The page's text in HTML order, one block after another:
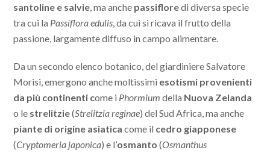
santoline e salvie , ma anche passifloredi diversa specie
tra cui la Passiflora edulis , da cui si ricava il frutto della
passione, largamente diffuso in campo alimentare.
Da un secondo elenco botanico, del giardiniere Salvatore
Morisi, emergono anche moltissimi esotismi provenienti
da più continenti come i Phormium della Nuova Zelanda
o le strelitzie(Strelitzia reginae) del Sud Africa, ma anche
piante di origine asiatica come il cedro giapponese
(Cryptomeria japonica) e l’osmanto (Osmanthus